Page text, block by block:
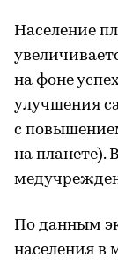
Население
на фоне
улучшения
с
на планете).
По данным
населения в